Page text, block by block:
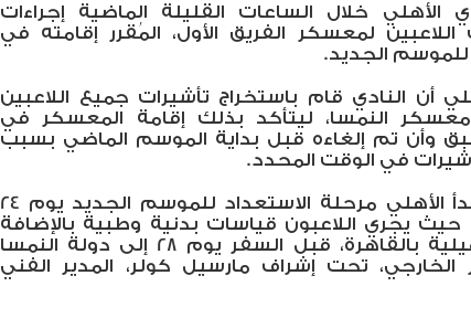
الأهلي خلال الساعات القليلة الماضية إجراءات
اللاعبين لمعسكر الفريق الأول، المُقرر إقامته في
للموسم الجديد.
أن النادي قام باستخراج تأشيرات جميع اللاعبين
النمسا، ليتأكد بذلك إقامة المعسكر في
وأن تم إلغاءه قبل بداية الموسم الماضي بسبب
في الوقت المحدد.
ومن المُقرر أن يبدأ الأهلي مرحلة الاستعداد للموسم الجديد يوم 24
يجري اللاعبون قياسات بدنية وطبية بالإضافة
لأداء تدريبات تأهيلية بالقاهرة، قبل السفر يوم 28 إلى دولة النمسا
تحت إشراف مارسيل كولر، المدير الفني